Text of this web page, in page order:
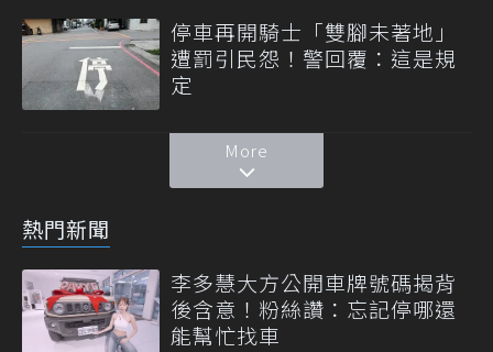
停車再開騎士「雙腳未著地」
遭罰引民怨！警回覆：這是規
定
More
熱門新聞
李多慧大方公開車牌號碼揭背
後含意！粉絲讚：忘記停哪還
能幫忙找車